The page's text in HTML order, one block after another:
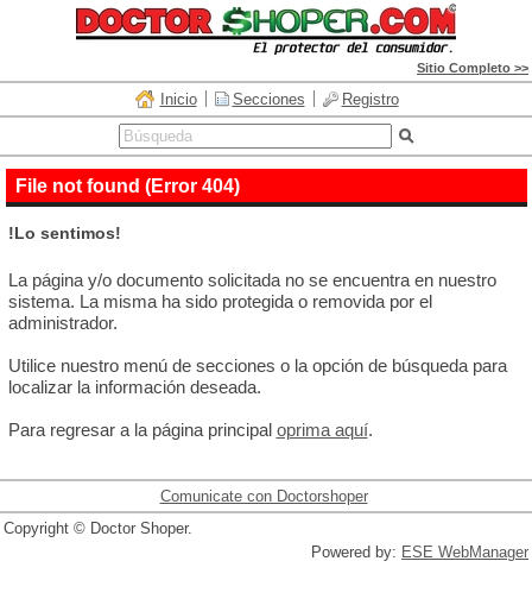
Sitio Completo >>
Inicio Secciones Registro
File not found (Error 404)
!Lo sentimos!
La página y/o documento solicitada no se encuentra en nuestro
sistema. La misma ha sido protegida o removida por el
administrador.
Utilice nuestro menú de secciones o la opción de búsqueda para
localizar la información deseada.
Para regresar a la página principal oprima aquí.
Comunicate con Doctorshoper
Copyright © Doctor Shoper.
Powered by: ESE WebManager